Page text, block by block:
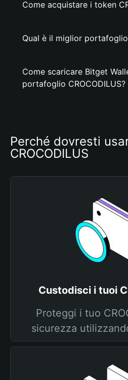
Come acquistare i token
Qual è il miglior portafoglio
Come scaricare Bitget
portafoglio CROCODILUS?
Perché dovresti
CROCODILUS
Custodisci i tuoi
Proteggi i tuo
sicurezza